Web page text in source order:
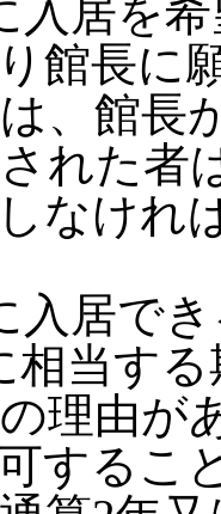
入居を
館長に
、館長
れた者
なけれ
入居で
相当す
理由が
するこ